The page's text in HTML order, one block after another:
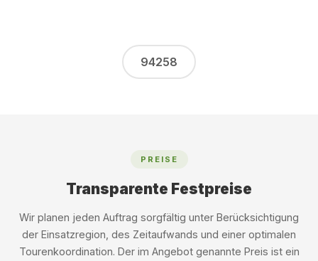
94258
PREISE
Transparente Festpreise
Wir planen jeden Auftrag sorgfältig unter Berücksichtigung
der Einsatzregion, des Zeitaufwands und einer optimalen
Tourenkoordination. Der im Angebot genannte Preis ist ein